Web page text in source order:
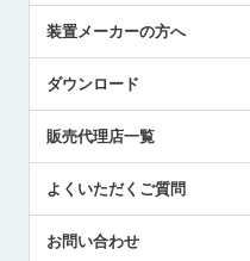
採用情報
国/地域/言語
エアマイクロセンサ製品
メトロールの技術
社員ブログ
中小企業のBCP地震対策
センサのテクニカルガイド
社長ブログ
装置メーカーの方へ
ダウンロード
販売代理店一覧
よくいただくご質問
お問い合わせ